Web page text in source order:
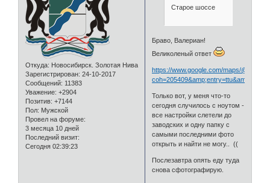
Откуда: Новосибирск. Золотая Нива
Зарегистрирован: 24-10-2017
Сообщений: 11383
Уважение: +2904
Позитив: +7144
Пол: Мужской
Провел на форуме:
3 месяца 10 дней
Последний визит:
Сегодня 02:39:23
Старое шоссе
Браво, Валериан!
Великоленый ответ
https://www.google.com/maps/
Только вот, у меня что-то
сегодня случилось с ноутом -
все настройки слетели до
заводских и одну папку с
самыми последними фото
открыть и найти не могу.. ((
Послезавтра опять еду туда
снова сфотографирую.